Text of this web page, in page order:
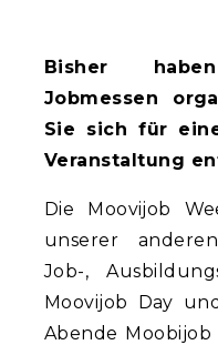
Bisher
Jobmessen
Sie sich für
Veranstaltung
Die Moovijob
unserer
Job-,
Moovijob Day
Abende